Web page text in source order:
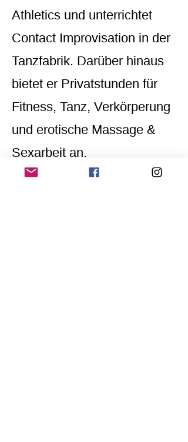
Athletics und unterrichtet
Contact Improvisation in der
Tanzfabrik. Darüber hinaus
bietet er Privatstunden für
Fitness, Tanz, Verkörperung
und erotische Massage &
Sexarbeit an.